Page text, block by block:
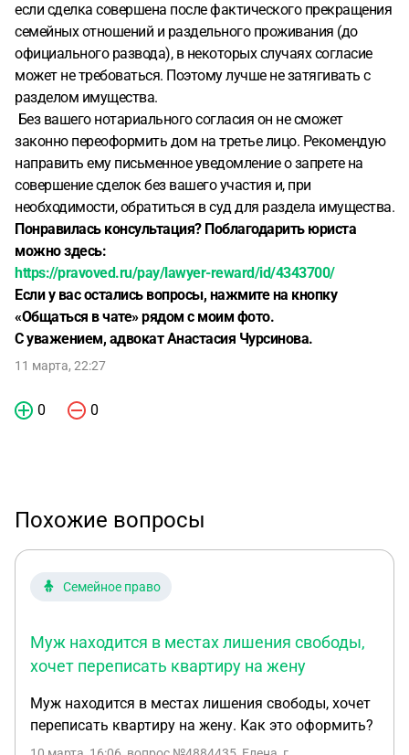
если сделка совершена после фактического прекращения
семейных отношений и раздельного проживания (до
официального развода), в некоторых случаях согласие
может не требоваться. Поэтому лучше не затягивать с
разделом имущества.
Без вашего нотариального согласия он не сможет
законно переоформить дом на третье лицо. Рекомендую
направить ему письменное уведомление о запрете на
совершение сделок без вашего участия и, при
необходимости, обратиться в суд для раздела имущества.
Понравилась консультация? Поблагодарить юриста
можно здесь:
https://pravoved.ru/pay/lawyer-reward/id/4343700/
Если у вас остались вопросы, нажмите на кнопку
«Общаться в чате» рядом с моим фото.
С уважением, адвокат Анастасия Чурсинова.
11 марта, 22:27
0 0
Похожие вопросы
Семейное право
Муж находится в местах лишения свободы,
хочет переписать квартиру на жену
Муж находится в местах лишения свободы, хочет
переписать квартиру на жену. Как это оформить?